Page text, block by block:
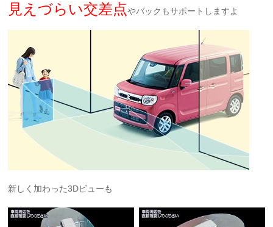
見えづらい交差点やバックもサポートしますよ
新しく加わった3Dビューも